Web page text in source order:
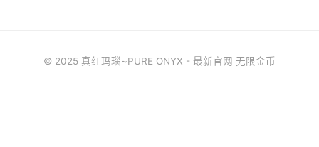
© 2025 真红玛瑙~PURE ONYX - 最新官网 无限金币